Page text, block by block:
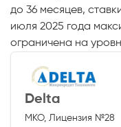
до 36 месяцев,
июля 2025 года
ограничена на
Delta
МКО, Лицензия №28